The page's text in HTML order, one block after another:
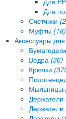
Для
Счетчики
Муфты (18)
Аксессуары
Ведра (36)
Крючки
Мыльницы
Держатели